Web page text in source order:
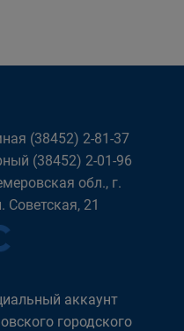
(38452) 2-81-37
(38452) 2-01-96
обл., г.
Советская, 21
аккаунт
городского